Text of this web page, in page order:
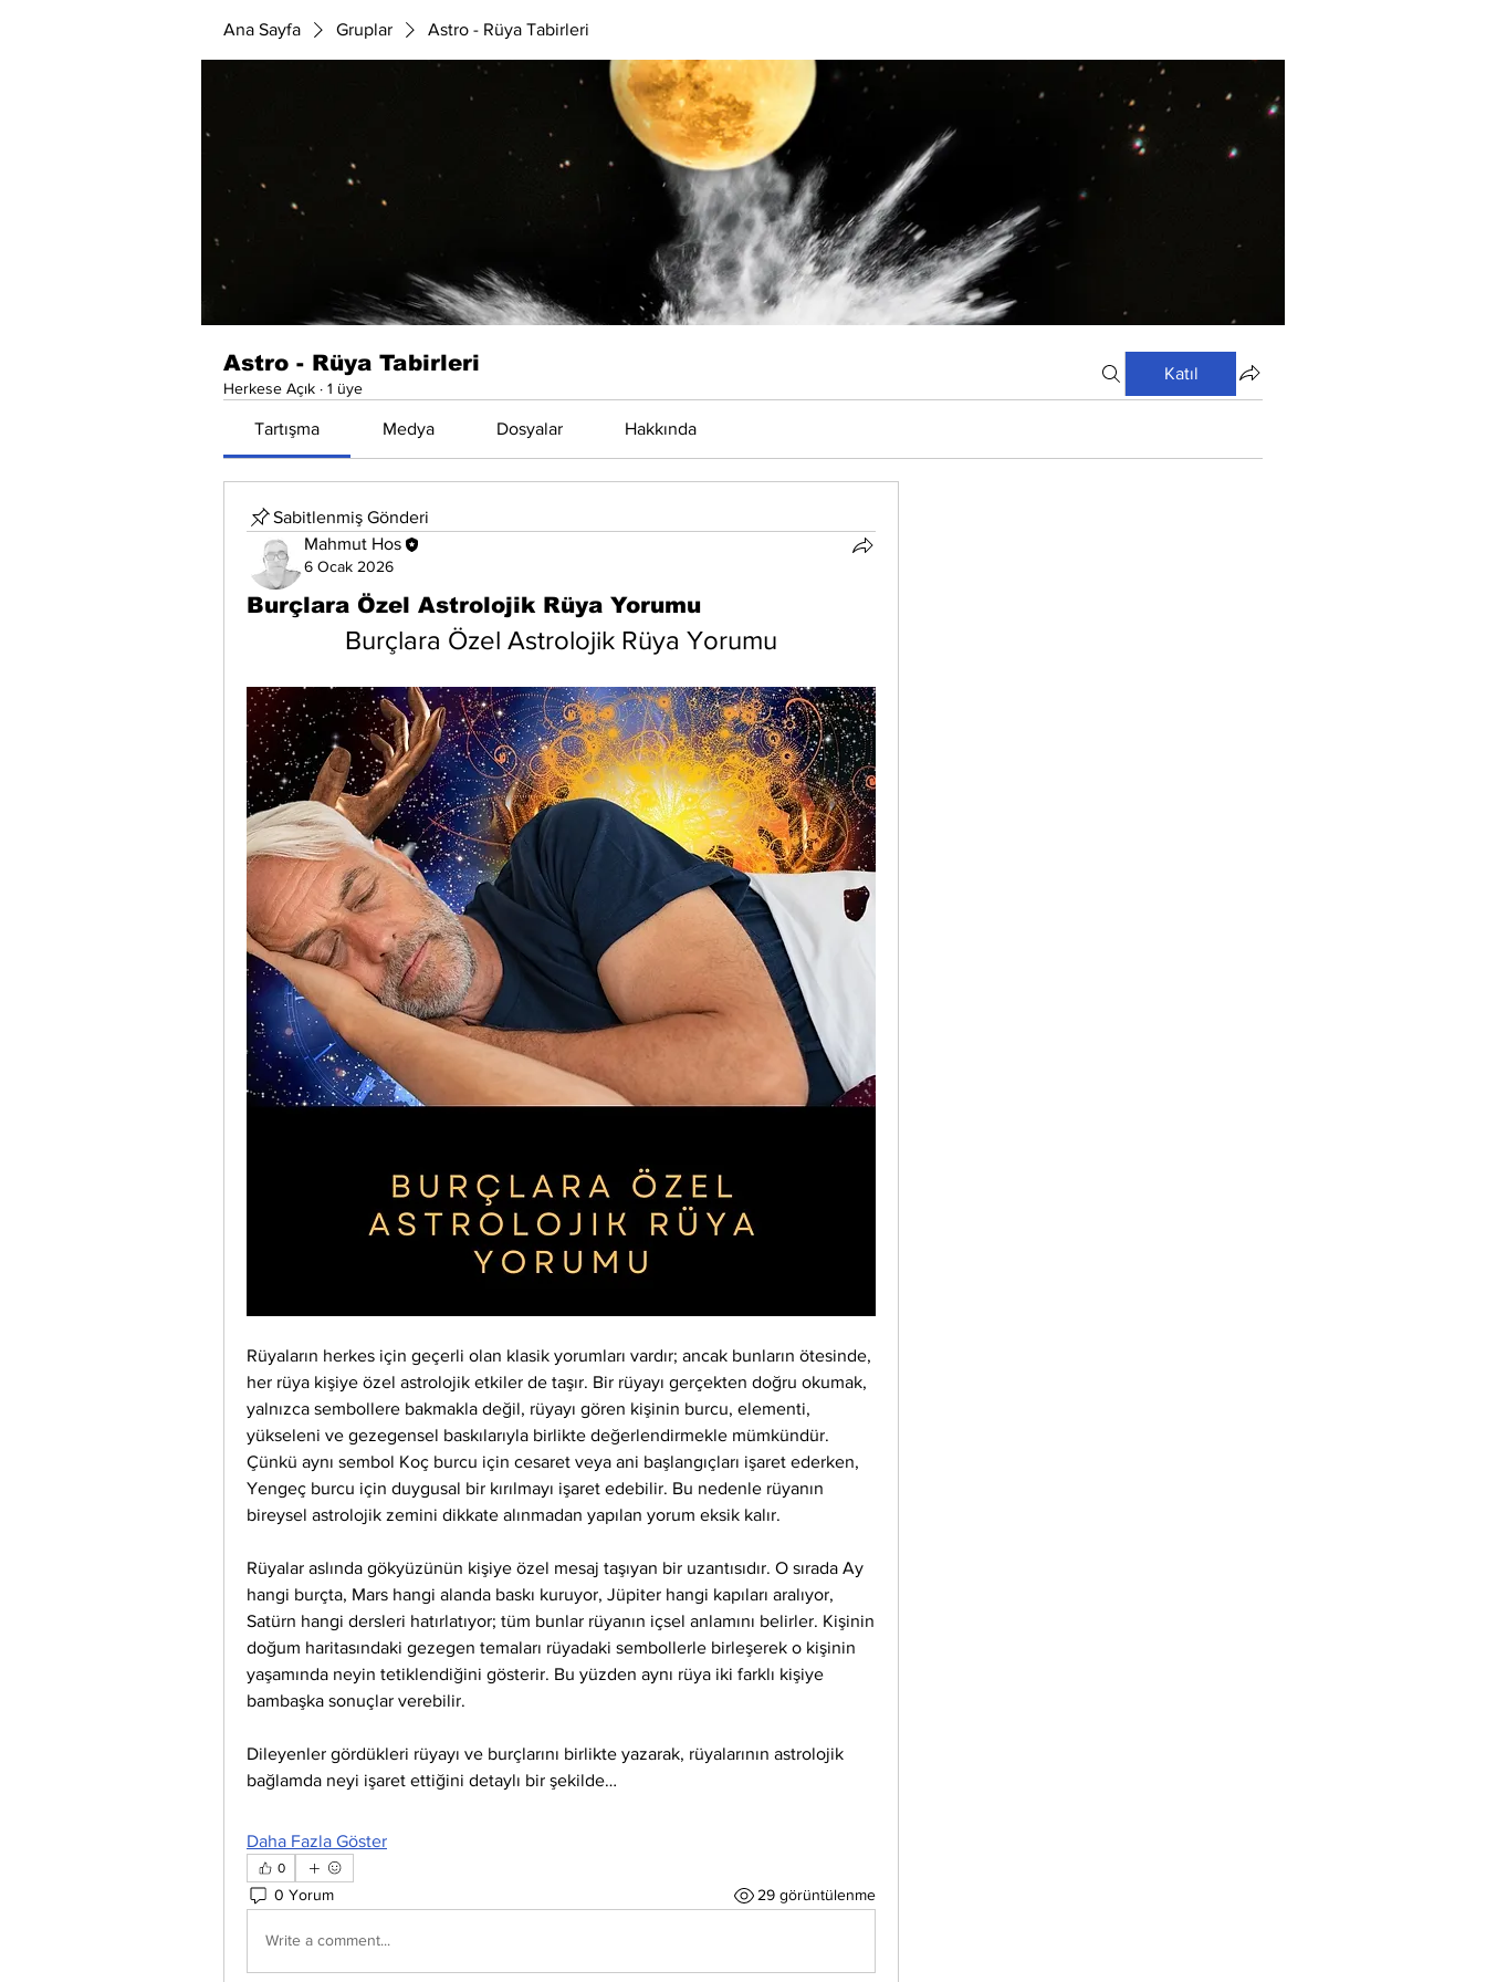
Ana Sayfa Gruplar Astro - Rüya Tabirleri
Astro - Rüya Tabirleri
Herkese Açık · 1 üye
Katıl
Tartışma Medya Dosyalar Hakkında
Sabitlenmiş Gönderi
Mahmut Hos
6 Ocak 2026
Burçlara Özel Astrolojik Rüya Yorumu
Burçlara Özel Astrolojik Rüya Yorumu
Rüyaların herkes için geçerli olan klasik yorumları vardır; ancak bunların ötesinde,
her rüya kişiye özel astrolojik etkiler de taşır. Bir rüyayı gerçekten doğru okumak,
yalnızca sembollere bakmakla değil, rüyayı gören kişinin burcu, elementi,
yükseleni ve gezegensel baskılarıyla birlikte değerlendirmekle mümkündür.
Çünkü aynı sembol Koç burcu için cesaret veya ani başlangıçları işaret ederken,
Yengeç burcu için duygusal bir kırılmayı işaret edebilir. Bu nedenle rüyanın
bireysel astrolojik zemini dikkate alınmadan yapılan yorum eksik kalır.
Rüyalar aslında gökyüzünün kişiye özel mesaj taşıyan bir uzantısıdır. O sırada Ay
hangi burçta, Mars hangi alanda baskı kuruyor, Jüpiter hangi kapıları aralıyor,
Satürn hangi dersleri hatırlatıyor; tüm bunlar rüyanın içsel anlamını belirler. Kişinin
doğum haritasındaki gezegen temaları rüyadaki sembollerle birleşerek o kişinin
yaşamında neyin tetiklendiğini gösterir. Bu yüzden aynı rüya iki farklı kişiye
bambaşka sonuçlar verebilir.
Dileyenler gördükleri rüyayı ve burçlarını birlikte yazarak, rüyalarının astrolojik
bağlamda neyi işaret ettiğini detaylı bir şekilde…
Daha Fazla Göster
0
0 Yorum 29 görüntülenme
Write a comment...